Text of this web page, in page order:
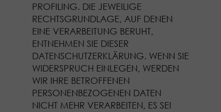
PROFILING. DIE JEWEILIGE
RECHTSGRUNDLAGE, AUF DENEN
EINE VERARBEITUNG BERUHT,
ENTNEHMEN SIE DIESER
DATENSCHUTZERKLÄRUNG. WENN SIE
WIDERSPRUCH EINLEGEN, WERDEN
WIR IHRE BETROFFENEN
PERSONENBEZOGENEN DATEN
NICHT MEHR VERARBEITEN, ES SEI